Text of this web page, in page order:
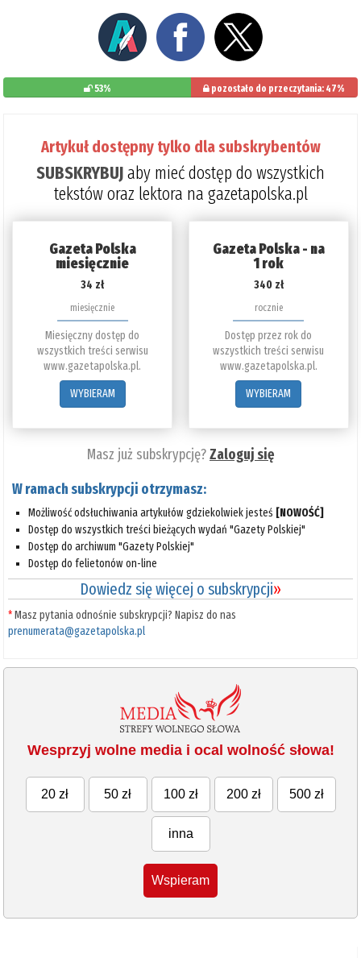
53% pozostało do przeczytania: 47%
Artykuł dostępny tylko dla subskrybentów
SUBSKRYBUJaby mieć dostęp do wszystkich
tekstów oraz lektora na gazetapolska.pl
Gazeta Polska
miesięcznie
34 zł
miesięcznie
Miesięczny dostęp do
wszystkich treści serwisu
www.gazetapolska.pl.
WYBIERAM
Gazeta Polska - na
1 rok
340 zł
rocznie
Dostęp przez rok do
wszystkich treści serwisu
www.gazetapolska.pl.
WYBIERAM
Masz już subskrypcję?Zaloguj się
W ramach subskrypcji otrzymasz:
Możliwość odsłuchiwania artykułów gdziekolwiek jesteś [NOWOŚĆ]
Dostęp do wszystkich treści bieżących wydań "Gazety Polskiej"
Dostęp do archiwum "Gazety Polskiej"
Dostęp do felietonów on-line
Dowiedz się więcej o subskrypcji»
*Masz pytania odnośnie subskrypcji? Napisz do nas
prenumerata@gazetapolska.pl
Wesprzyj wolne media i ocal wolność słowa!
20 zł 50 zł 100 zł 200 zł 500 zł
inna
Wspieram